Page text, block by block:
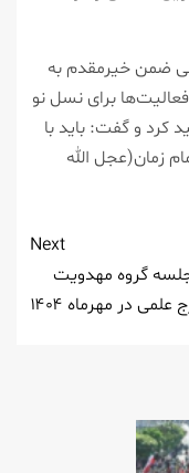
ضمن خیرمقدم به
برای نسل نو
کرد و گفت: باید با
زمان(عجل الله
Next
جلسه گروه مهدویت
علمی در مهرماه ۱۴۰۴